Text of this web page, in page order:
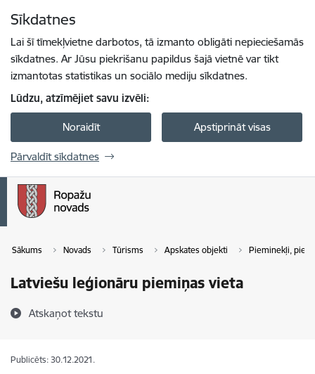
Sīkdatnes
Lai šī tīmekļvietne darbotos, tā izmanto obligāti nepieciešamās
sīkdatnes. Ar Jūsu piekrišanu papildus šajā vietnē var tikt
izmantotas statistikas un sociālo mediju sīkdatnes.
Lūdzu, atzīmējiet savu izvēli:
Noraidīt Apstiprināt visas
Pārvaldīt sīkdatnes
Sākums Novads Tūrisms Apskates objekti Pieminekļi,
Latviešu leģionāru piemiņas vieta
Atskaņot tekstu
Publicēts: 30.12.2021.